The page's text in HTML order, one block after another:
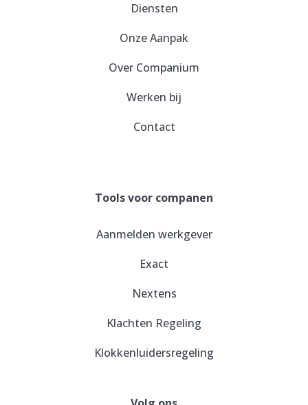
Diensten
Onze Aanpak
Over Companium
Werken bij
Contact
Tools voor companen
Aanmelden werkgever
Exact
Nextens
Klachten Regeling
Klokkenluidersregeling